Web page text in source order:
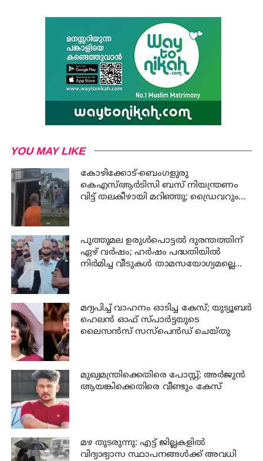
YOU MAY LIKE
കോഴിക്കോട്-ബെംഗളുരു
കെഎസ്ആര്‍ടിസി ബസ് നിയന്ത്രണം
വിട്ട് തലകീഴായി മറിഞ്ഞു; ഡ്രൈവറും
പുത്തുമല ഉരുള്‍പൊട്ടല്‍ ദുരന്തത്തിന്
ഏഴ് വര്‍ഷം; ഹര്‍ഷം പദ്ധതിയില്‍
നിര്‍മിച്ച വീടുകള്‍ താമസയോഗ്യമല്ലെന്ന്
മദ്യപിച്ച് വാഹനം ഓടിച്ച കേസ്; യുട്യൂബര്‍
ഹെലന്‍ ഓഫ് സ്പാര്‍ട്ടയുടെ
ലൈസന്‍സ് സസ്പെന്‍ഡ് ചെയ്തു
മുഖ്യമന്ത്രിക്കെതിരെ പോസ്റ്റ്; അര്‍ജുന്‍
ആയങ്കിക്കെതിരെ വീണ്ടും കേസ്
മഴ തുടരുന്നു: എട്ട് ജില്ലകളില്‍
വിദ്യാഭ്യാസ സ്ഥാപനങ്ങള്‍ക്ക് അവധി